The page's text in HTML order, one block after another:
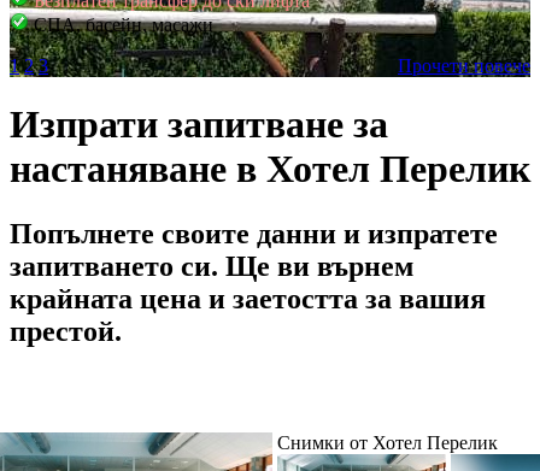
СПА, басейн, масажи
Прочети повече
1 2 3
Изпрати запитване за
настаняване в Хотел Перелик
Попълнете своите данни и изпратете
запитването си. Ще ви върнем
крайната цена и заетостта за вашия
престой.
Снимки от Хотел Перелик